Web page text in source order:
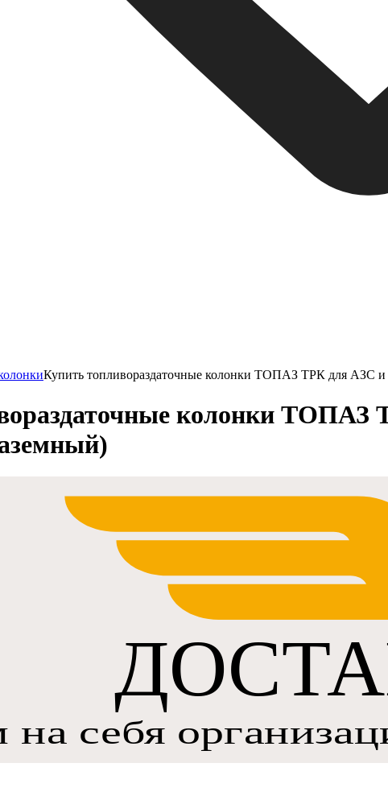
Купить топливораздаточные колонки ТОПАЗ ТРК для АЗС и
колонки ТОПАЗ